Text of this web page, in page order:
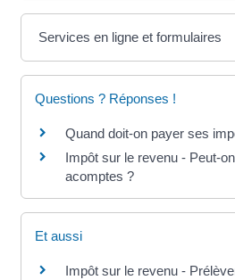
Services en ligne et formulaires
Questions ? Réponses !
Quand doit-on payer ses
Impôt sur le revenu - Peut-
acomptes ?
Et aussi
Impôt sur le revenu -